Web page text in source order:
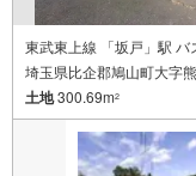
東武東上線 「坂戸」駅
埼玉県比企郡鳩山町大字
土地300.69m2